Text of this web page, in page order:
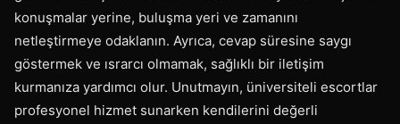
konuşmalar yerine, buluşma yeri ve zamanını
netleştirmeye odaklanın. Ayrıca, cevap süresine saygı
göstermek ve ısrarcı olmamak, sağlıklı bir iletişim
kurmanıza yardımcı olur. Unutmayın, üniversiteli escortlar
profesyonel hizmet sunarken kendilerini değerli